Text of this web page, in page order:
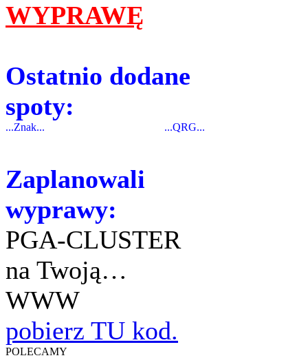
WYPRAWĘ
Ostatnio dodane
spoty:
...Znak... ...QRG...
Zaplanowali
wyprawy:
PGA-CLUSTER
na Twoją…
WWW
pobierz TU kod.
POLECAMY